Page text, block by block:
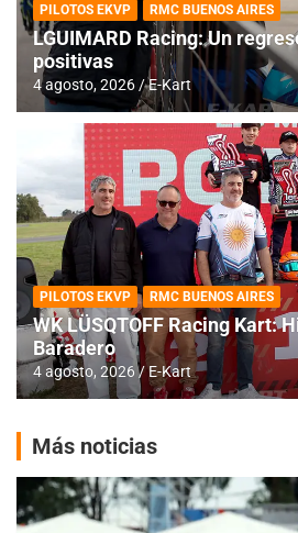
PILOTOS EKVP RMC BUENOS AIRES
LGUIMARD Racing: Un
positivas
4 agosto, 2026 E-Kart
PILOTOS EKVP RMC BUENOS AIRES
WK LÜSQTOFF Racing Kart:
Baradero
4 agosto, 2026 E-Kart
Más noticias